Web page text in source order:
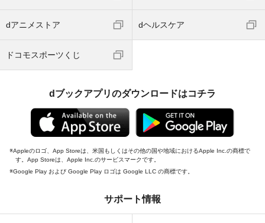
dアニメストア dヘルスケア
ドコモスポーツくじ
dブックアプリのダウンロードはコチラ
Appleのロゴ、App Storeは、米国もしくはその他の国や地域におけるApple Inc.の商標で
す。App Storeは、Apple Inc.のサービスマークです。
Google Play および Google Play ロゴは Google LLC の商標です。
サポート情報